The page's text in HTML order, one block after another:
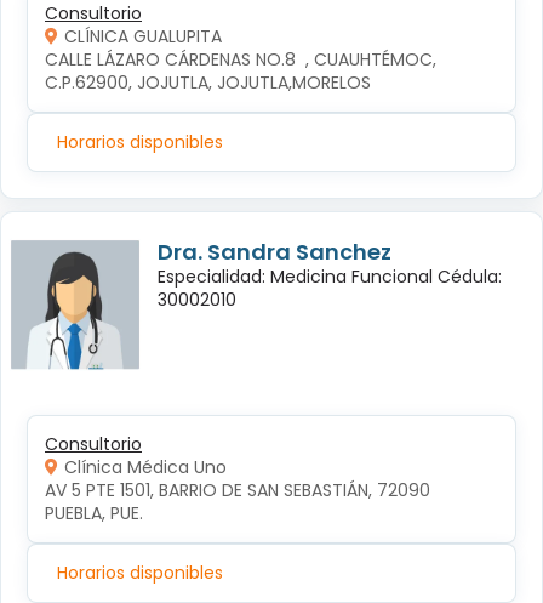
Consultorio
CLÍNICA GUALUPITA
CALLE LÁZARO CÁRDENAS NO.8  , CUAUHTÉMOC,
C.P.62900, JOJUTLA, JOJUTLA,MORELOS
Horarios disponibles
Dra. Sandra Sanchez
Especialidad: Medicina Funcional Cédula:
30002010
Consultorio
Clínica Médica Uno
AV 5 PTE 1501, BARRIO DE SAN SEBASTIÁN, 72090
PUEBLA, PUE.
Horarios disponibles